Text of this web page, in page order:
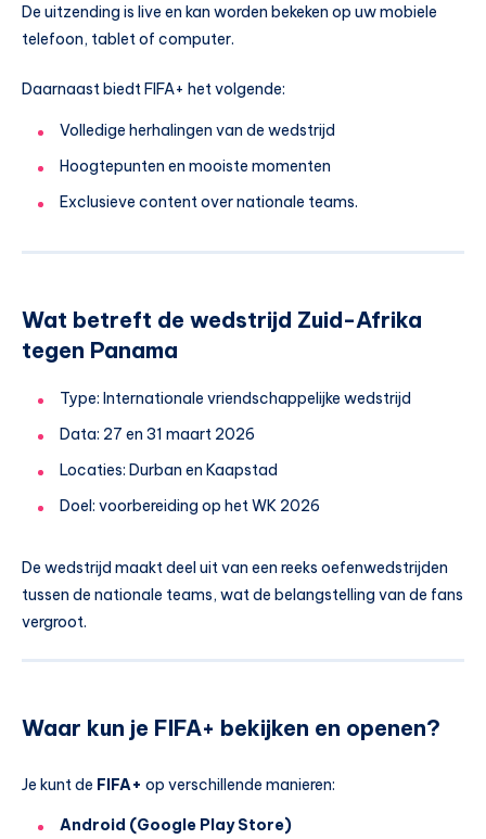
De uitzending is live en kan worden bekeken op uw mobiele
telefoon, tablet of computer.
Daarnaast biedt FIFA+ het volgende:
Volledige herhalingen van de wedstrijd
Hoogtepunten en mooiste momenten
Exclusieve content over nationale teams.
Wat betreft de wedstrijd Zuid-Afrika
tegen Panama
Type: Internationale vriendschappelijke wedstrijd
Data: 27 en 31 maart 2026
Locaties: Durban en Kaapstad
Doel: voorbereiding op het WK 2026
De wedstrijd maakt deel uit van een reeks oefenwedstrijden
tussen de nationale teams, wat de belangstelling van de fans
vergroot.
Waar kun je FIFA+ bekijken en openen?
Je kunt de FIFA+ op verschillende manieren:
Android (Google Play Store)